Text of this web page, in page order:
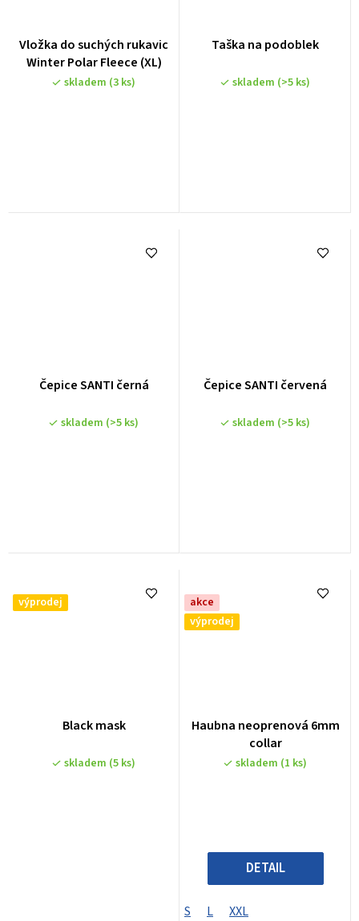
Vložka do suchých rukavic
Winter Polar Fleece (XL)
skladem (3 ks)
Taška na podoblek
skladem (>5 ks)
Čepice SANTI černá
skladem (>5 ks)
Čepice SANTI červená
skladem (>5 ks)
výprodej
Black mask
skladem (5 ks)
akce
výprodej
Haubna neoprenová 6mm
collar
skladem (1 ks)
DETAIL
S L XXL